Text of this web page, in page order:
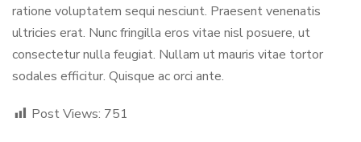
ratione voluptatem sequi nesciunt. Praesent venenatis
ultricies erat. Nunc fringilla eros vitae nisl posuere, ut
consectetur nulla feugiat. Nullam ut mauris vitae tortor
sodales efficitur. Quisque ac orci ante.
Post Views: 751